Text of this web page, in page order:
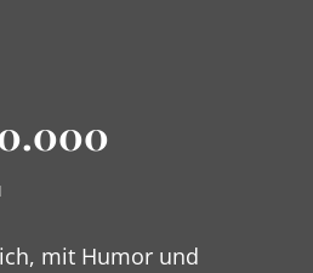
mit Humor und